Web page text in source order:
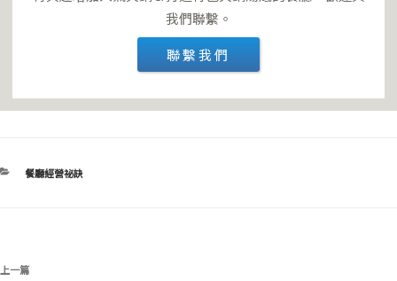
我們聯繫。
聯繫我們
分
餐廳經營祕訣
文
上
上一篇